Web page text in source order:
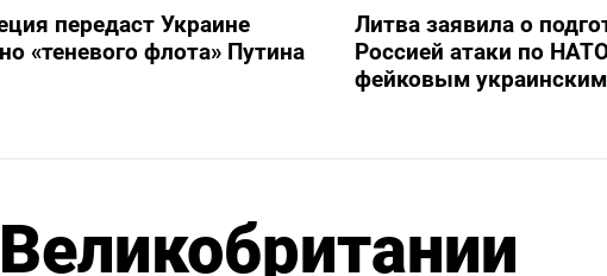
передаст Украине
«теневого флота» Путина
Литва заявила о
Россией атаки по
фейковым